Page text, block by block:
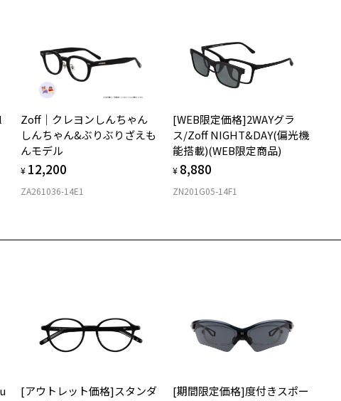
お持ちのZoffメガネサイズを確認するには？
仕上がり寸法
D 仕上がりの横幅：約138mm
E 仕上がりの縦幅：約41mm
ウエリントン
安心2 視力測定無料
視力の変化を早めに発見するために、定期的な視力測定をおす
すめいたします。
安心3 かかり具合調整無料
フレームの歪みやかかり具合の調整・クリーニングは、全国の
Zoff店舗にていつでも対応いたします。
＜メガネの度数情報がわからない方へ＞
オンラインストアでフレームのみ購入して、
ご購入時に「レンズ交換券」をお選びいただくと、実店舗で度数を測定
のうえ、
度付きレンズ（標準セットレンズ）へ無料交換いただけます。
詳しくはこちら
実店舗で度数を測定いただけます
Zoff｜クレヨンしんちゃん
しんちゃん&ぶりぶりざえも
んモデル
¥ 12,200
ZA261036-14E1
[WEB限定価格]2WAYグラ
ス/Zoff NIGHT&DAY(偏光機
能搭載)(WEB限定商品)
¥ 8,880
ZN201G05-14F1
[アウトレット価格]スタンダ
[期間限定価格]度付きスポー